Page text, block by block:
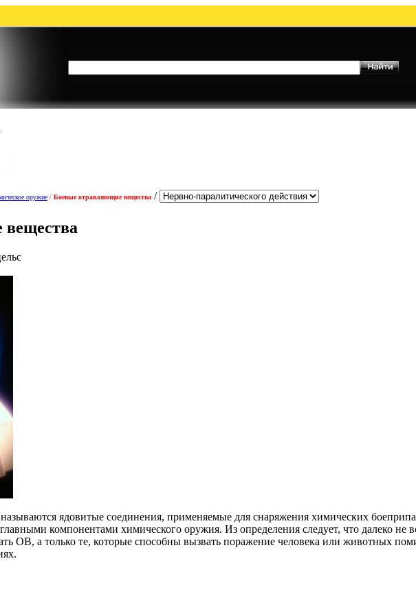
оружие / Боевые отравляющие вещества /
ядовитые соединения, применяемые для снаряжения химических
компонентами химического оружия. Из определения следует, что далеко не
ОВ, а только те, которые способны вызвать поражение человека или животных